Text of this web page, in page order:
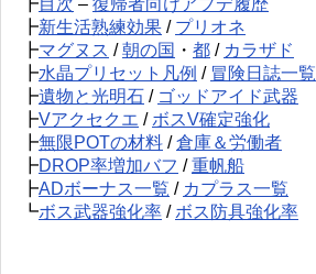
┣新生活熟練効果 / プリオネ
┣マグヌス /朝の国 ・ 都 / カラザド
┣水晶プリセット凡例 / 冒険日誌一覧
┣遺物と光明石 / ゴッドアイド武器
┣Vアクセクエ / ボスV確定強化
┣無限POTの材料 /倉庫＆労働者
┣DROP率増加バフ /重帆船
┣ADボーナス一覧 / カプラス一覧
┗ボス武器強化率 / ボス防具強化率